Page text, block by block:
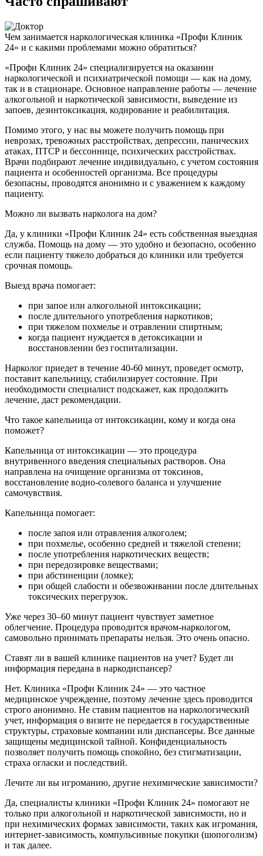
Чем занимается наркологическая клиника «Профи Клиник
24» и с какими проблемами можно обратиться?
«Профи Клиник 24» специализируется на оказании
наркологической и психиатрической помощи — как на дому,
так и в стационаре. Основное направление работы — лечение
алкогольной и наркотической зависимости, выведение из
запоев, дезинтоксикация, кодирование и реабилитация.
Помимо этого, у нас вы можете получить помощь при
неврозах, тревожных расстройствах, депрессии, панических
атаках, ПТСР и бессоннице, психических расстройствах.
Врачи подбирают лечение индивидуально, с учетом состояния
пациента и особенностей организма. Все процедуры
безопасны, проводятся анонимно и с уважением к каждому
пациенту.
Можно ли вызвать нарколога на дом?
Да, у клиники «Профи Клиник 24» есть собственная выездная
служба. Помощь на дому — это удобно и безопасно, особенно
если пациенту тяжело добраться до клиники или требуется
срочная помощь.
Выезд врача помогает:
при запое или алкогольной интоксикации;
после длительного употребления наркотиков;
при тяжелом похмелье и отравлении спиртным;
когда пациент нуждается в детоксикации и
восстановлении без госпитализации.
Нарколог приедет в течение 40-60 минут, проведет осмотр,
поставит капельницу, стабилизирует состояние. При
необходимости специалист подскажет, как продолжить
лечение, даст рекомендации.
Что такое капельница от интоксикации, кому и когда она
поможет?
Капельница от интоксикации — это процедура
внутривенного введения специальных растворов. Она
направлена на очищение организма от токсинов,
восстановление водно-солевого баланса и улучшение
самочувствия.
Капельница помогает:
после запоя или отравления алкоголем;
при похмелье, особенно средней и тяжелой степени;
после употребления наркотических веществ;
при передозировке веществами;
при абстиненции (ломке);
при общей слабости и обезвоживании после длительных
токсических перегрузок.
Уже через 30–60 минут пациент чувствует заметное
облегчение. Процедура проводится врачом-наркологом,
самовольно принимать препараты нельзя. Это очень опасно.
Ставят ли в вашей клинике пациентов на учет? Будет ли
информация передана в наркодиспансер?
Нет. Клиника «Профи Клиник 24» — это частное
медицинское учреждение, поэтому лечение здесь проводится
строго анонимно. Не ставим пациентов на наркологический
учет, информация о визите не передается в государственные
структуры, страховые компании или диспансеры. Все данные
защищены медицинской тайной. Конфиденциальность
позволяет получить помощь спокойно, без стигматизации,
страха огласки и последствий.
Лечите ли вы игроманию, другие нехимические зависимости?
Да, специалисты клиники «Профи Клиник 24» помогают не
только при алкогольной и наркотической зависимости, но и
при нехимических формах зависимости, таких как игромания,
интернет-зависимость, компульсивные покупки (шопоголизм)
и так далее.